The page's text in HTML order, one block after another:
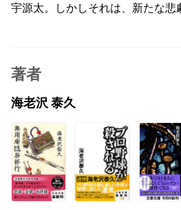
宇源太。しかしそれは、新たな悲
著者
海老沢 泰久